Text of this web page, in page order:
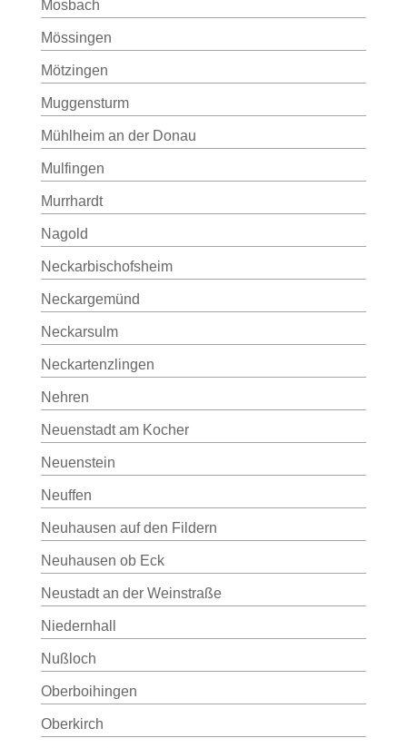
Mosbach
Mössingen
Mötzingen
Muggensturm
Mühlheim an der Donau
Mulfingen
Murrhardt
Nagold
Neckarbischofsheim
Neckargemünd
Neckarsulm
Neckartenzlingen
Nehren
Neuenstadt am Kocher
Neuenstein
Neuffen
Neuhausen auf den Fildern
Neuhausen ob Eck
Neustadt an der Weinstraße
Niedernhall
Nußloch
Oberboihingen
Oberkirch